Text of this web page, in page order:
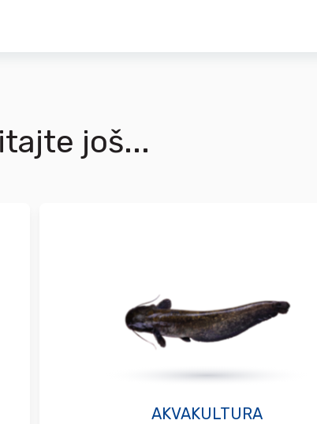
još...
AKVAKULTURA